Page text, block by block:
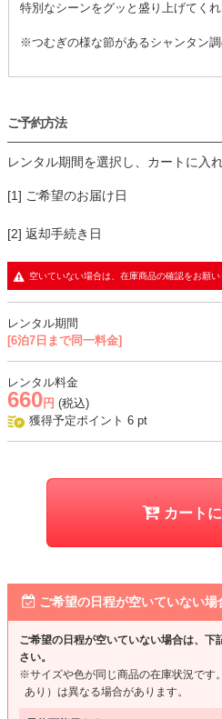
特別なシーンをグッと盛り上げてく
※つむぎの様な節があるシャンタン調
ご予約方法
レンタル期間を選択し、カートに入
[1] ご希望のお届け日
[2] 返却手続き日
空いていない場合は、在庫商品の確認をお願
レンタル期間
[6泊7日まで同一料金]
レンタル料金
660 円 (税込)
獲得予定ポイント 6 pt
カート
ご希望の日程が空いていない場
ご希望の日程が空いていない場合は、下
さい。
※サイズや色が同じ商品の在庫状況です
あり）は異なる場合があります。